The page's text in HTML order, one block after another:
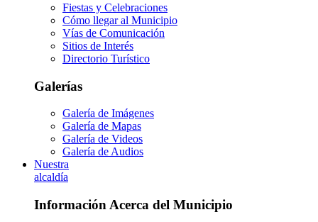
Fiestas y Celebraciones
Cómo llegar al Municipio
Vías de Comunicación
Sitios de Interés
Directorio Turístico
Galerías
Galería de Imágenes
Galería de Mapas
Galería de Videos
Galería de Audios
Nuestra
alcaldía
Información Acerca del Municipio